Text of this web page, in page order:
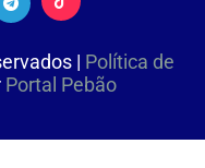
| Política de
Portal Pebão